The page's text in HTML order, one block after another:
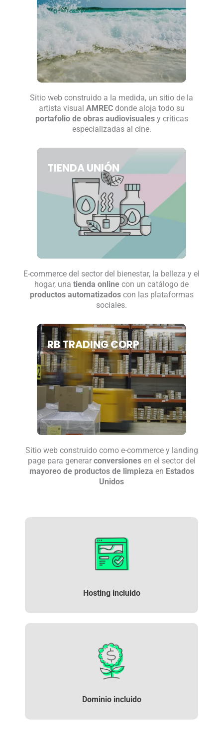
Sitio web construido a la medida, un sitio de la
artista visual AMRECdonde aloja todo su
portafolio de obras audiovisualesy críticas
especializadas al cine.
TIENDA UNIÓN
E-commerce del sector del bienestar, la belleza y el
hogar, una tienda online con un catálogo de
productos automatizadoscon las plataformas
sociales.
RB TRADING CORP
Sitio web construido como e-commerce y landing
page para generar conversiones en el sector del
mayoreo de productos de limpieza en Estados
Unidos
Hosting incluido
Dominio incluido